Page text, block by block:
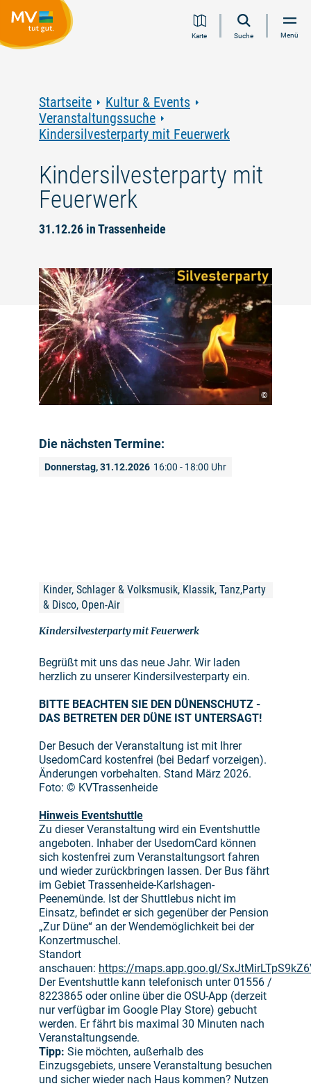
Inhalt
Navigation
Volltextsuche
FooterKarte Suche Menü
Startseite
Kultur & Events
Veranstaltungssuche
Kindersilvesterparty mit Feuerwerk
Kindersilvesterparty mit
Feuerwerk
31.12.26 in Trassenheide
©
Die nächsten Termine:
Donnerstag, 31.12.2026 16:00 - 18:00 Uhr
Kinder, Schlager & Volksmusik, Klassik, Tanz,Party
& Disco, Open-Air
Kindersilvesterparty mit Feuerwerk
Begrüßt mit uns das neue Jahr. Wir laden
herzlich zu unserer Kindersilvesterparty ein.
BITTE BEACHTEN SIE DEN DÜNENSCHUTZ -
DAS BETRETEN DER DÜNE IST UNTERSAGT!
Der Besuch der Veranstaltung ist mit Ihrer
UsedomCard kostenfrei (bei Bedarf vorzeigen).
Änderungen vorbehalten. Stand März 2026.
Foto: © KVTrassenheide
Hinweis Eventshuttle
Zu dieser Veranstaltung wird ein Eventshuttle
angeboten. Inhaber der UsedomCard können
sich kostenfrei zum Veranstaltungsort fahren
und wieder zurückbringen lassen. Der Bus fährt
im Gebiet Trassenheide-Karlshagen-
Peenemünde. Ist der Shuttlebus nicht im
Einsatz, befindet er sich gegenüber der Pension
„Zur Düne“ an der Wendemöglichkeit bei der
Konzertmuschel.
Standort
anschauen: https://maps.app.goo.gl/
Der Eventshuttle kann telefonisch unter 01556 /
8223865 oder online über die OSU-App (derzeit
nur verfügbar im Google Play Store) gebucht
werden. Er fährt bis maximal 30 Minuten nach
Veranstaltungsende.
Tipp: Sie möchten, außerhalb des
Einzugsgebiets, unsere Veranstaltung besuchen
und sicher wieder nach Haus kommen? Nutzen